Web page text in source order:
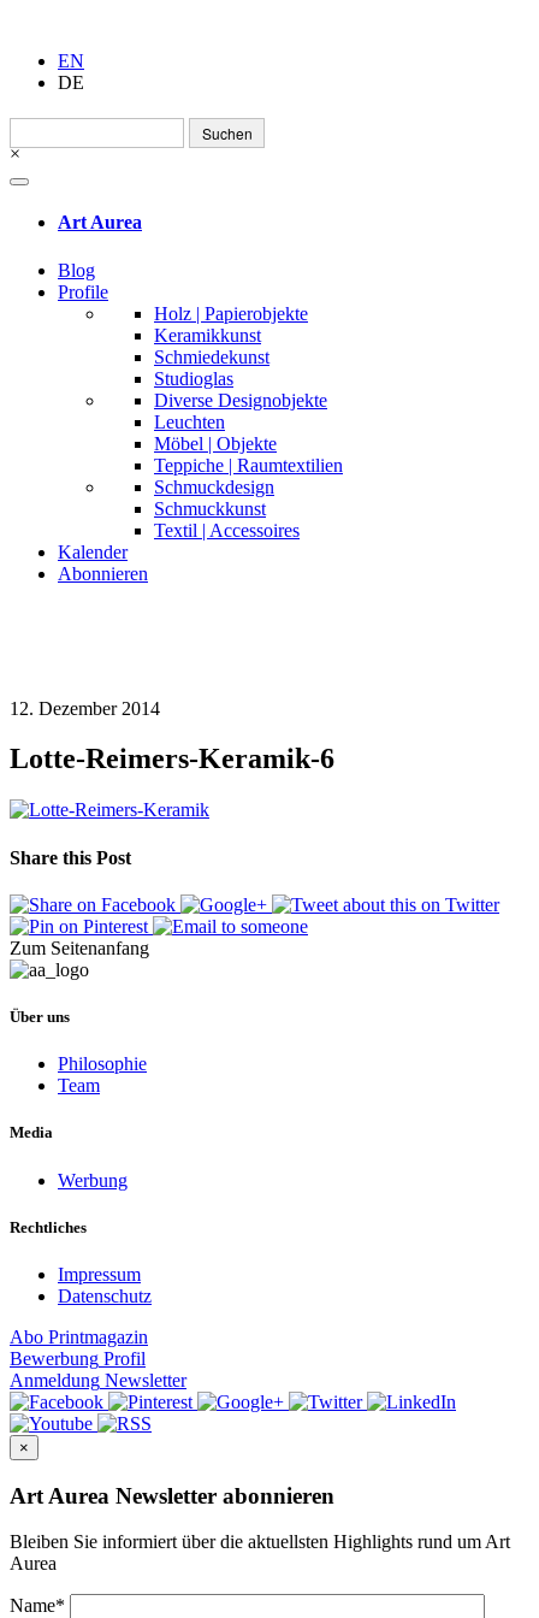
EN
DE
Suchen
nach:
×
Art Aurea
Blog
Profile
Holz | Papierobjekte
Keramikkunst
Schmiedekunst
Studioglas
Diverse Designobjekte
Leuchten
Möbel | Objekte
Teppiche | Raumtextilien
Schmuckdesign
Schmuckkunst
Textil | Accessoires
Kalender
Abonnieren
12. Dezember 2014
Lotte-Reimers-Keramik-6
Share this Post
Zum Seitenanfang
Über uns
Philosophie
Team
Media
Werbung
Rechtliches
Impressum
Datenschutz
Abo Printmagazin
Bewerbung Profil
Anmeldung Newsletter
×
Art Aurea Newsletter abonnieren
Bleiben Sie informiert über die aktuellsten Highlights rund um Art
Aurea
Name*